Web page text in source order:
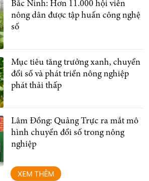
Bắc Ninh: Hơn 11.000 hội viên
nông dân được tập huấn công nghệ
số
Mục tiêu tăng trưởng xanh, chuyển
đổi số và phát triển nông nghiệp
phát thải thấp
Lâm Đồng: Quảng Trực ra mắt mô
hình chuyển đổi số trong nông
nghiệp
XEM THÊM